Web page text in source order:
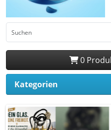
0
Kategorien